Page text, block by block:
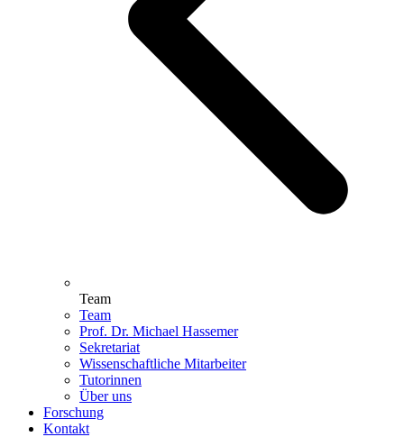
Team
Team
Prof. Dr. Michael Hassemer
Sekretariat
Wissenschaftliche Mitarbeiter
Tutorinnen
Über uns
Forschung
Kontakt